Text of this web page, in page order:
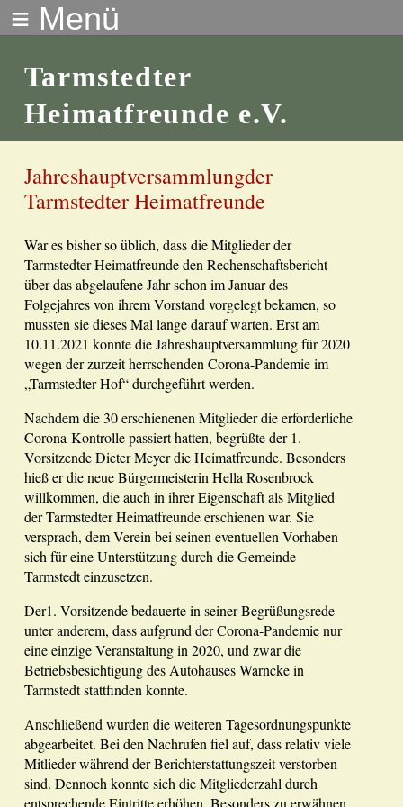
≡ Menü
Tarmstedter
Heimatfreunde e.V.
Jahreshauptversammlungder
Tarmstedter Heimatfreunde
War es bisher so üblich, dass die Mitglieder der
Tarmstedter Heimatfreunde den Rechenschaftsbericht
über das abgelaufene Jahr schon im Januar des
Folgejahres von ihrem Vorstand vorgelegt bekamen, so
mussten sie dieses Mal lange darauf warten. Erst am
10.11.2021 konnte die Jahreshauptversammlung für 2020
wegen der zurzeit herrschenden Corona-Pandemie im
„Tarmstedter Hof“ durchgeführt werden.
Nachdem die 30 erschienenen Mitglieder die erforderliche
Corona-Kontrolle passiert hatten, begrüßte der 1.
Vorsitzende Dieter Meyer die Heimatfreunde. Besonders
hieß er die neue Bürgermeisterin Hella Rosenbrock
willkommen, die auch in ihrer Eigenschaft als Mitglied
der Tarmstedter Heimatfreunde erschienen war. Sie
versprach, dem Verein bei seinen eventuellen Vorhaben
sich für eine Unterstützung durch die Gemeinde
Tarmstedt einzusetzen.
Der1. Vorsitzende bedauerte in seiner Begrüßungsrede
unter anderem, dass aufgrund der Corona-Pandemie nur
eine einzige Veranstaltung in 2020, und zwar die
Betriebsbesichtigung des Autohauses Warncke in
Tarmstedt stattfinden konnte.
Anschließend wurden die weiteren Tagesordnungspunkte
abgearbeitet. Bei den Nachrufen fiel auf, dass relativ viele
Mitlieder während der Berichterstattungszeit verstorben
sind. Dennoch konnte sich die Mitgliederzahl durch